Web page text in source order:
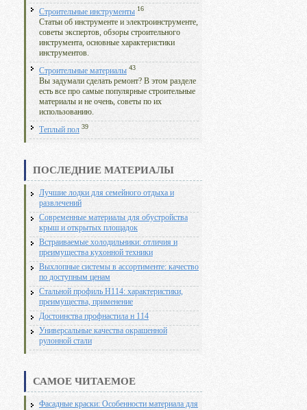
Строительные инструменты 16
Статьи об инструменте и электроинструменте,
советы экспертов, обзоры строительного
инструмента, основные характеристики
инструментов.
Строительные материалы 43
Вы задумали сделать ремонт? В этом разделе
есть все про самые популярные строительные
материалы и не очень, советы по их
использованию.
Теплый пол 39
ПОСЛЕДНИЕ МАТЕРИАЛЫ
Лучшие лодки для семейного отдыха и
развлечений
Современные материалы для обустройства
крыш и открытых площадок
Встраиваемые холодильники: отличия и
преимущества кухонной техники
Выхлопные системы в ассортименте: качество
по доступным ценам
Стальной профиль Н114: характеристики,
преимущества, применение
Достоинства профнастила н 114
Универсальные качества окрашенной
рулонной стали
САМОЕ ЧИТАЕМОЕ
Фасадные краски: Особенности материала для